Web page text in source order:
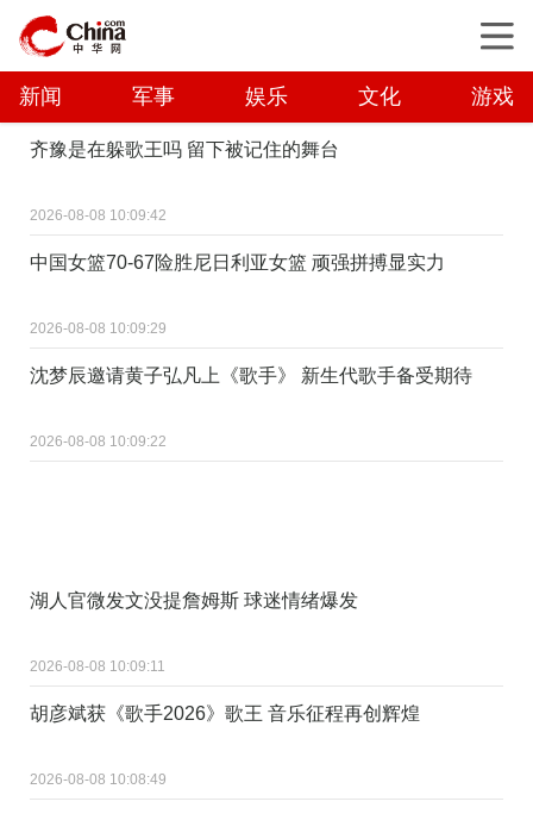
新闻 军事 娱乐 文化 游戏
齐豫是在躲歌王吗 留下被记住的舞台
2026-08-08 10:09:42
中国女篮70-67险胜尼日利亚女篮 顽强拼搏显实力
2026-08-08 10:09:29
沈梦辰邀请黄子弘凡上《歌手》 新生代歌手备受期待
2026-08-08 10:09:22
湖人官微发文没提詹姆斯 球迷情绪爆发
2026-08-08 10:09:11
胡彦斌获《歌手2026》歌王 音乐征程再创辉煌
2026-08-08 10:08:49